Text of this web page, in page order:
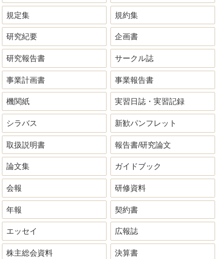
規定集 規約集
研究紀要 企画書
研究報告書 サークル誌
事業計画書 事業報告書
機関紙 実習日誌・実習記録
シラバス 新歓パンフレット
取扱説明書 報告書/研究論文
論文集 ガイドブック
会報 研修資料
年報 契約書
エッセイ 広報誌
株主総会資料 決算書